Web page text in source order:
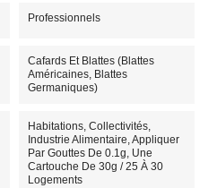
Professionnels
Cafards Et Blattes (blattes
Américaines, Blattes
Germaniques)
Habitations, Collectivités,
Industrie Alimentaire, Appliquer
Par Gouttes De 0.1g, Une
Cartouche De 30g / 25 À 30
Logements